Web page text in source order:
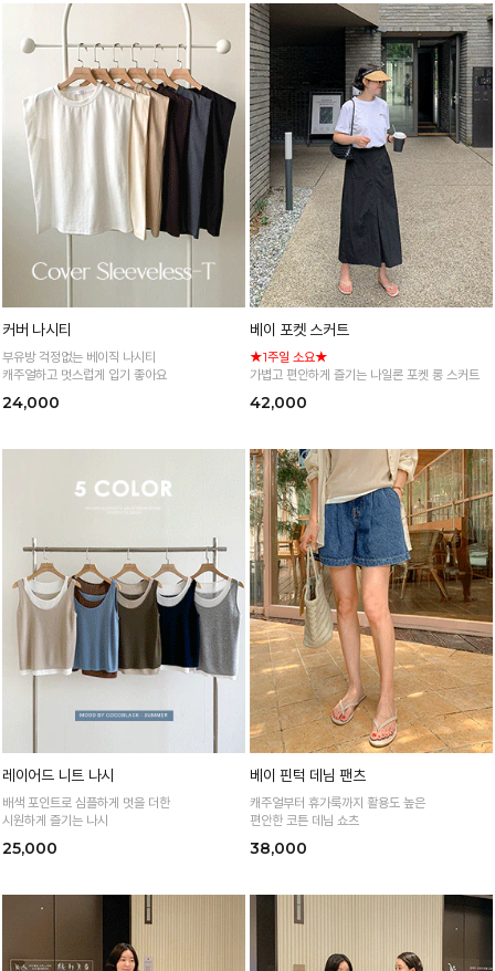
커버 나시티
부유방 걱정없는 베이직 나시티
캐주얼하고 멋스럽게 입기 좋아요
24,000
베이 포켓 스커트
★1주일 소요★
가볍고 편안하게 즐기는 나일론 포켓 롱 스커트
42,000
레이어드 니트 나시
배색 포인트로 심플하게 멋을 더한
시원하게 즐기는 나시
25,000
베이 핀턱 데님 팬츠
캐주얼부터 휴가룩까지 활용도 높은
편안한 코튼 데님 쇼츠
38,000